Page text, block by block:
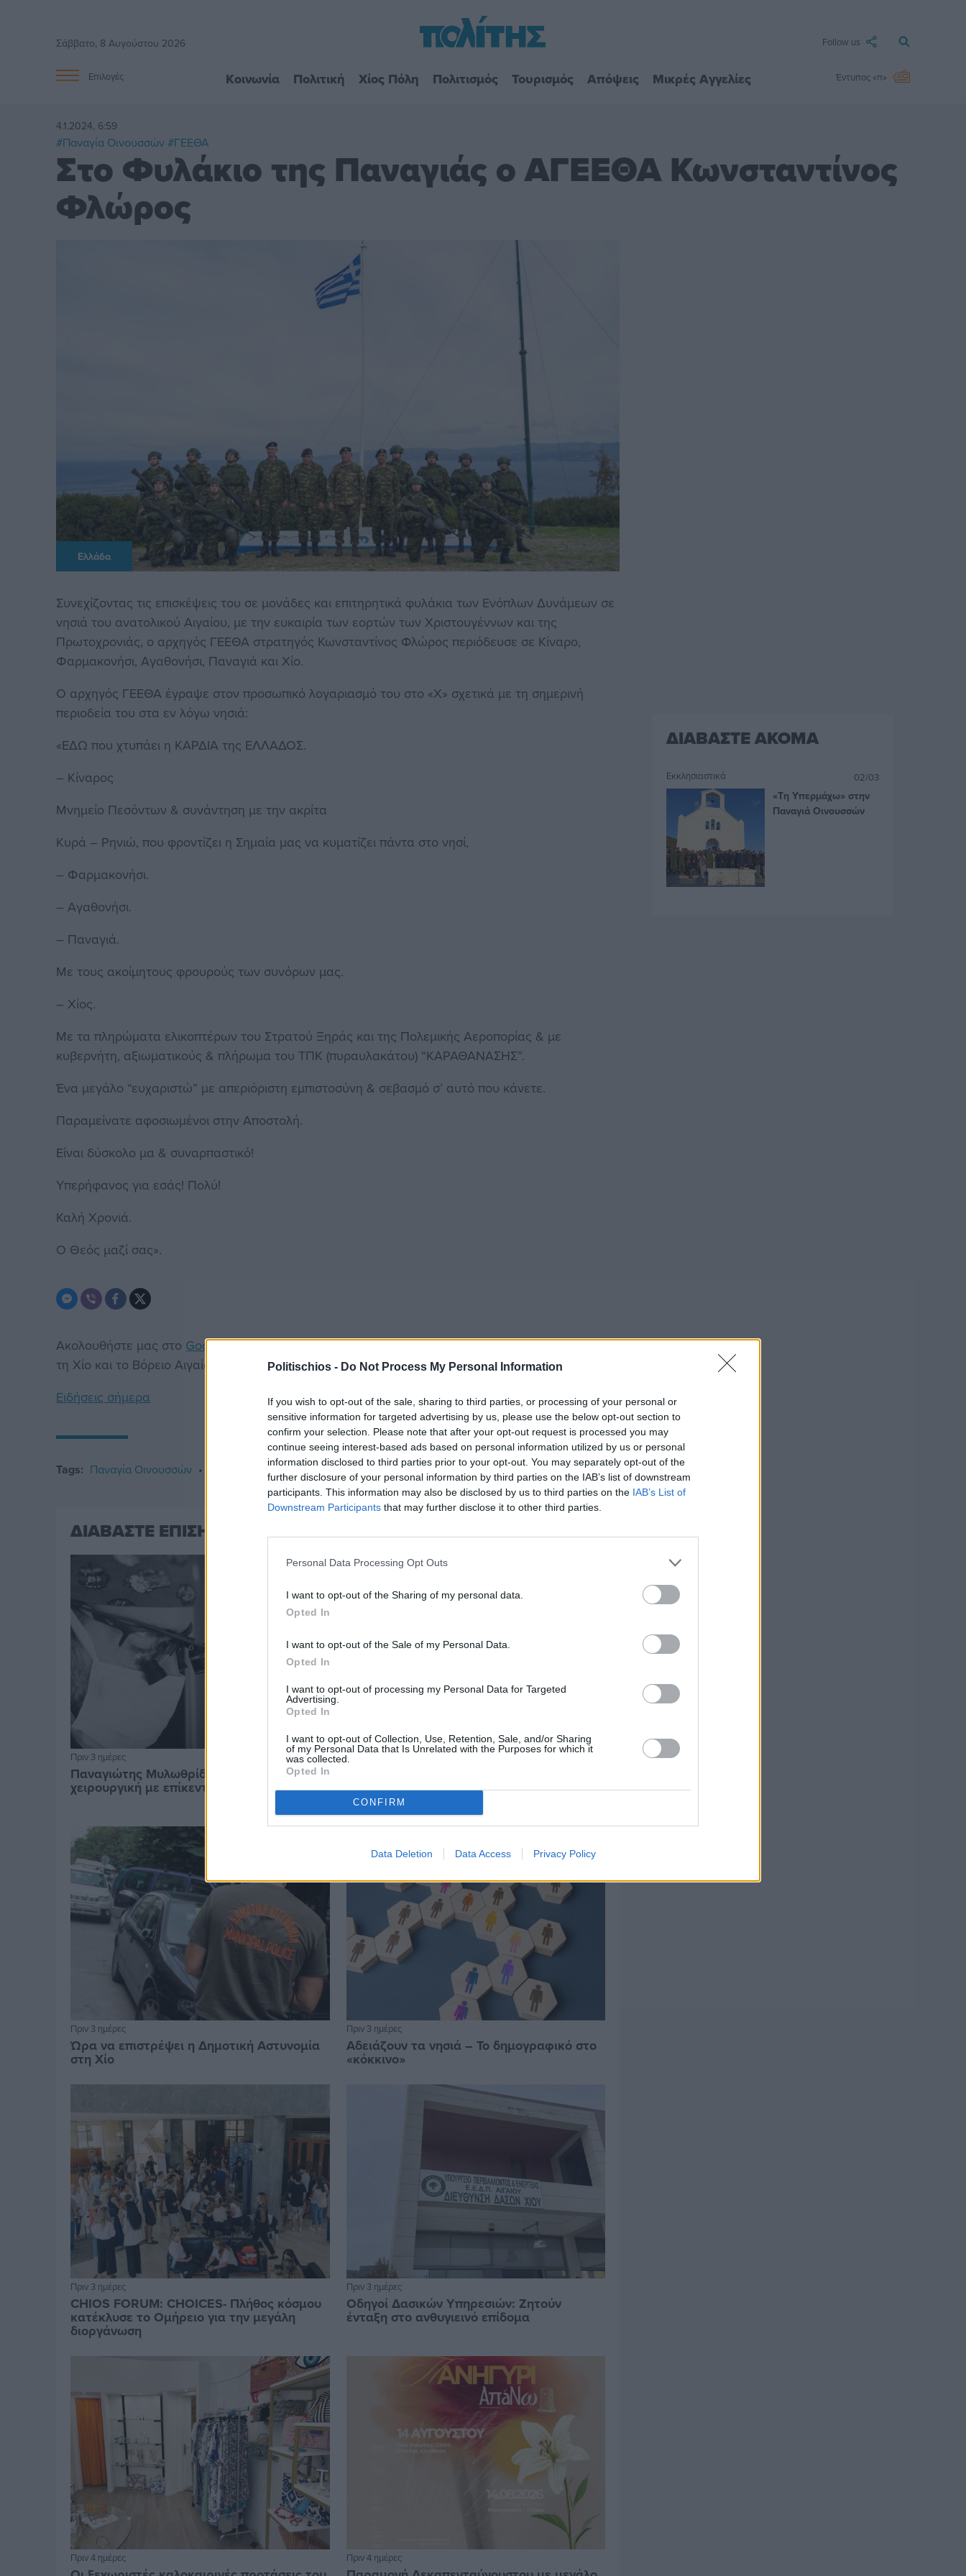
Politischios - Do Not Process My Personal Information
If you wish to opt-out of the sale, sharing to third parties, or processing of your personal or
sensitive information for targeted advertising by us, please use the below opt-out section to
confirm your selection. Please note that after your opt-out request is processed you may
continue seeing interest-based ads based on personal information utilized by us or personal
information disclosed to third parties prior to your opt-out. You may separately opt-out of the
further disclosure of your personal information by third parties on the IAB’s list of downstream
participants. This information may also be disclosed by us to third parties on the IAB’s List of
Downstream Participants that may further disclose it to other third parties.
Personal Data Processing Opt Outs
I want to opt-out of the Sharing of my personal data.
Opted In
I want to opt-out of the Sale of my Personal Data.
Opted In
I want to opt-out of processing my Personal Data for Targeted
Advertising.
Opted In
I want to opt-out of Collection, Use, Retention, Sale, and/or Sharing
of my Personal Data that Is Unrelated with the Purposes for which it
was collected.
Opted In
CONFIRM
Data Deletion Data Access Privacy Policy
Σάββατο, 8 Αυγούστου 2026 Follow us
Επιλογές Κοινωνία Πολιτική Χίος Πόλη Πολιτισμός Τουρισμός Απόψεις Μικρές Αγγελίες Έντυπος «π»
4.1.2024, 6:59
#Παναγία Οινουσσών #ΓΕΕΘΑ
Στο Φυλάκιο της Παναγιάς ο ΑΓΕΕΘΑ Κωνσταντίνος
Φλώρος
Ελλάδα
Συνεχίζοντας τις επισκέψεις του σε μονάδες και επιτηρητικά φυλάκια των Ενόπλων Δυνάμεων σε
νησιά του ανατολικού Αιγαίου, με την ευκαιρία των εορτών των Χριστουγέννων και της
Πρωτοχρονιάς, ο αρχηγός ΓΕΕΘΑ στρατηγός Κωνσταντίνος Φλώρος περιόδευσε σε Κίναρο,
Φαρμακονήσι, Αγαθονήσι, Παναγιά και Χίο.
Ο αρχηγός ΓΕΕΘΑ έγραψε στον προσωπικό λογαριασμό του στο «Χ» σχετικά με τη σημερινή
περιοδεία του στα εν λόγω νησιά:
«ΕΔΩ που χτυπάει η ΚΑΡΔΙΑ της ΕΛΛΑΔΟΣ.
– Κίναρος
Μνημείο Πεσόντων & συνάντηση με την ακρίτα
Κυρά – Ρηνιώ, που φροντίζει η Σημαία μας να κυματίζει πάντα στο νησί,
– Φαρμακονήσι.
– Αγαθονήσι.
– Παναγιά.
Με τους ακοίμητους φρουρούς των συνόρων μας.
– Χίος.
Με τα πληρώματα ελικοπτέρων του Στρατού Ξηράς και της Πολεμικής Αεροπορίας & με
κυβερνήτη, αξιωματικούς & πλήρωμα του ΤΠΚ (πυραυλακάτου) “ΚΑΡΑΘΑΝΑΣΗΣ”.
Ένα μεγάλο “ευχαριστώ” με απεριόριστη εμπιστοσύνη & σεβασμό σ’ αυτό που κάνετε.
Παραμείνατε αφοσιωμένοι στην Αποστολή.
Είναι δύσκολο μα & συναρπαστικό!
Υπερήφανος για εσάς! Πολύ!
Καλή Χρονιά.
Ο Θεός μαζί σας».
Ακολουθήστε μας στο Google News. Μπείτε στηνViber ομάδαμας και δείτε όλες τις ειδήσεις από
τη Χίο και το Βόρειο Αιγαίο.
Ειδήσεις σήμερα
Tags: Παναγία Οινουσσών
ΔΙΑΒΑΣΤΕ ΕΠΙΣΗΣ
Πριν 3 ημέρες
Παναγιώτης Μυλωθρίδης: Η πλαστική
χειρουργική με επίκεντρο τον άνθρωπο
Πριν 3 ημέρες
προετοιμασία των ελαιοπαραγωγών στη
Χίο
Πριν 3 ημέρες
Ώρα να επιστρέψει η Δημοτική Αστυνομία
στη Χίο
Πριν 3 ημέρες
Αδειάζουν τα νησιά – Το δημογραφικό στο
«κόκκινο»
Πριν 3 ημέρες
CHIOS FORUM: CHOICES- Πλήθος κόσμου
κατέκλυσε το Ομήρειο για την μεγάλη
διοργάνωση
Πριν 3 ημέρες
Οδηγοί Δασικών Υπηρεσιών: Ζητούν
ένταξη στο ανθυγιεινό επίδομα
Πριν 4 ημέρες Πριν 4 ημέρες
ΔΙΑΒΑΣΤΕ ΑΚΟΜΑ
Εκκλησιαστικά 02/03
«Τη Υπερμάχω» στην
Παναγιά Οινουσσών